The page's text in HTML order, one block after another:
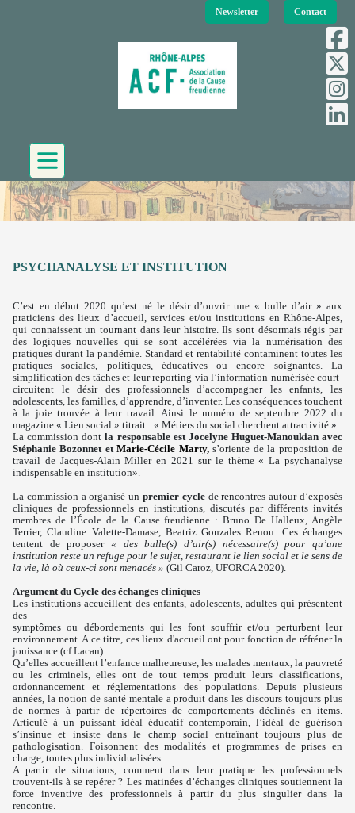
Newsletter Contact
PSYCHANALYSE ET INSTITUTION
C’est en début 2020 qu’est né le désir d’ouvrir une « bulle d’air » aux
praticiens des lieux d’accueil, services et/ou institutions en Rhône-Alpes,
qui connaissent un tournant dans leur histoire. Ils sont désormais régis par
des logiques nouvelles qui se sont accélérées via la numérisation des
pratiques durant la pandémie. Standard et rentabilité contaminent toutes les
pratiques sociales, politiques, éducatives ou encore soignantes. La
simplification des tâches et leur reporting via l’information numérisée court-
circuitent le désir des professionnels d’accompagner les enfants, les
adolescents, les familles, d’apprendre, d’inventer. Les conséquences touchent
à la joie trouvée à leur travail. Ainsi le numéro de septembre 2022 du
magazine « Lien social » titrait : « Métiers du social cherchent attractivité ».
La commission dontla responsable est Jocelyne Huguet-Manoukian avec
Stéphanie Bozonnet etMarie-Cécile Marty, s’oriente de la proposition de
travail de Jacques-Alain Miller en 2021 sur le thème « La psychanalyse
indispensable en institution».
La commission a organisé un premier cyclede rencontres autour d’exposés
cliniques de professionnels en institutions, discutés par différents invités
membres de l’École de la Cause freudienne : Bruno De Halleux, Angèle
Terrier, Claudine Valette-Damase, Beatriz Gonzales Renou. Ces échanges
tentent de proposer « des bulle(s) d’air(s) nécessaire(s) pour qu’une
institution reste un refuge pour le sujet, restaurant le lien social et le sens de
la vie, là où ceux-ci sont menacés » (Gil Caroz, UFORCA 2020).
Argument du Cycle des échanges cliniques
Les institutions accueillent des enfants, adolescents, adultes qui présentent
des
symptômes ou débordements qui les font souffrir et/ou perturbent leur
environnement. A ce titre, ces lieux d'accueil ont pour fonction de réfréner la
jouissance (cf Lacan).
Qu’elles accueillent l’enfance malheureuse, les malades mentaux, la pauvreté
ou les criminels, elles ont de tout temps produit leurs classifications,
ordonnancement et réglementations des populations. Depuis plusieurs
années, la notion de santé mentale a produit dans les discours toujours plus
de normes à partir de répertoires de comportements déclinés en items.
Articulé à un puissant idéal éducatif contemporain, l’idéal de guérison
s’insinue et insiste dans le champ social entraînant toujours plus de
pathologisation. Foisonnent des modalités et programmes de prises en
charge, toutes plus individualisées.
A partir de situations, comment dans leur pratique les professionnels
trouvent-ils à se repérer ? Les matinées d’échanges cliniques soutiennent la
force inventive des professionnels à partir du plus singulier dans la
rencontre.